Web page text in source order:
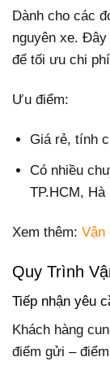
Dành cho các
nguyên xe.
để tối ưu chi
Ưu điểm:
Giá rẻ, tính
Có nhiều
TP.HCM,
Xem thêm: Vận
Quy Trình
Tiếp nhận yêu
Khách hàng
điểm gửi –